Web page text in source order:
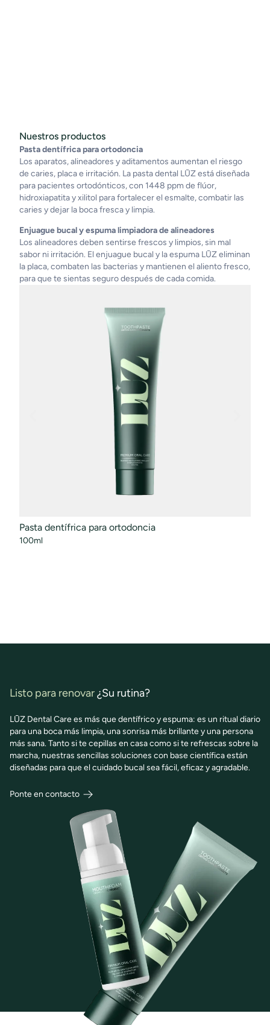
Nuestros productos
Pasta dentífrica para ortodoncia
Los aparatos, alineadores y aditamentos aumentan el riesgo
de caries, placa e irritación. La pasta dental LŪZ está diseñada
para pacientes ortodónticos, con 1448 ppm de flúor,
hidroxiapatita y xilitol para fortalecer el esmalte, combatir las
caries y dejar la boca fresca y limpia.
Enjuague bucal y espuma limpiadora de alineadores
Los alineadores deben sentirse frescos y limpios, sin mal
sabor ni irritación. El enjuague bucal y la espuma LŪZ eliminan
la placa, combaten las bacterias y mantienen el aliento fresco,
para que te sientas seguro después de cada comida.
Pasta dentífrica para ortodoncia
100ml
Listo para renovar¿Su rutina?
LŪZ Dental Care es más que dentífrico y espuma: es un ritual diario
para una boca más limpia, una sonrisa más brillante y una persona
más sana. Tanto si te cepillas en casa como si te refrescas sobre la
marcha, nuestras sencillas soluciones con base científica están
diseñadas para que el cuidado bucal sea fácil, eficaz y agradable.
Ponte en contacto